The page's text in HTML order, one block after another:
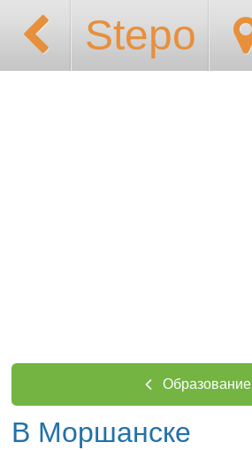
Stepo
Образование
В Моршанске